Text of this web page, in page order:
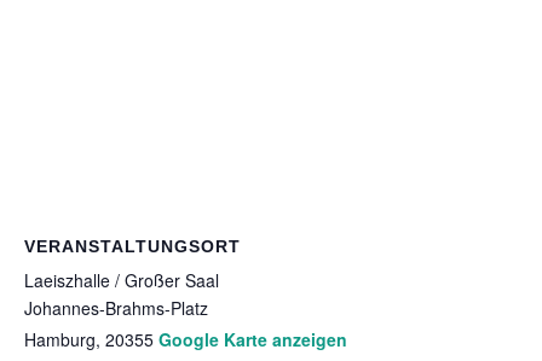
VERANSTALTUNGSORT
Laeiszhalle / Großer Saal
Johannes-Brahms-Platz
Hamburg, 20355 Google Karte anzeigen